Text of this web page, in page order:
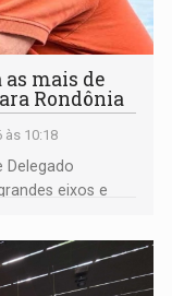
as mais de
Rondônia
às 10:18
Delegado
eixos e